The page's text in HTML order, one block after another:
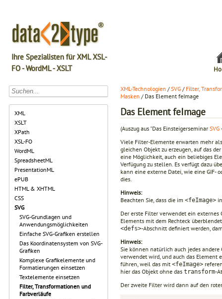
Ihre Spezialisten für XML XSL-
FO - WordML - XSLT
XML
XSLT
XPath
XSL-FO
WordML
SpreadsheetML
PresentationML
ePUB
HTML & XHTML
CSS
SVG
SVG-Grundlagen und
Anwendungsmöglichkeiten
Einfache SVG-Grafiken erstellen
Das Koordinatensystem von SVG-
Grafiken
Komplexe Grafikelemente und
Formatierungen einsetzen
Textelemente einsetzen
Filter, Transformationen und
Farbverläufe
XML-Technologien /SVG / Filter,
Masken / Das Element feImage
Das Element feImage
(Auszug aus "Das Einsteigerseminar SVG
Viele Filter-Elemente erwarten mehr
gleichen Objekt zu erzeugen, auf das
eine Möglichkeit, auch ein beliebiges
Verfügung zu stellen. Es verfügt dazu
kann eine externe Datei, wie eine GIF-
dies.
Hinweis:
Beachten Sie, dass die im <feImage>
Der erste Filter verwendet ein externes
Elements mit dem Rechteck
<defs>-Abschnitt definiert werden,
Hinweis:
Sie können natürlich auch jedes
verwendet wird, und auch das Element
führen, weil das mit <feImage>
hier das Objekt ohne das transform-
Der zweite Filter wird dann auf den